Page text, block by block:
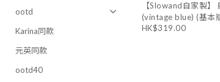
ootd
Karina同款
元英同款
ootd40
【Slowand自家製
(vintage blue) (基本
HK$319.00